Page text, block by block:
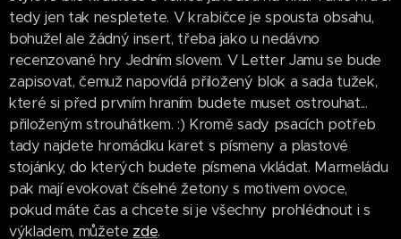
tedy jen tak nespletete. V krabičce je spousta obsahu,
bohužel ale žádný insert, třeba jako u nedávno
recenzované hry Jedním slovem. V Letter Jamu se bude
zapisovat, čemuž napovídá přiložený blok a sada tužek,
které si před prvním hraním budete muset ostrouhat...
přiloženým strouhátkem. :) Kromě sady psacích potřeb
tady najdete hromádku karet s písmeny a plastové
stojánky, do kterých budete písmena vkládat. Marmeládu
pak mají evokovat číselné žetony s motivem ovoce,
pokud máte čas a chcete si je všechny prohlédnout i s
výkladem, můžete zde.